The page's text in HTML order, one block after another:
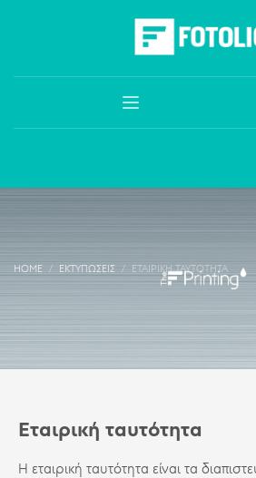
HOME ΕΚΤΥΠΏΣΕΙΣ ΕΤΑΙΡΙΚΉ ΤΑΥΤΌΤΗΤΑ
Εταιρική ταυτότητα
Η εταιρική ταυτότητα είναι τα